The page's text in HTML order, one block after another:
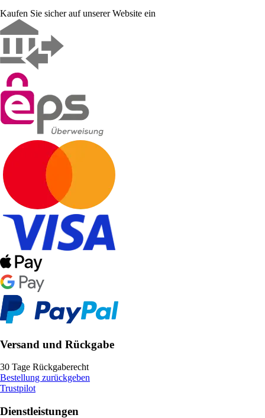
Kaufen Sie sicher auf unserer Website ein
Versand und Rückgabe
30 Tage Rückgaberecht
Bestellung zurückgeben
Trustpilot
Dienstleistungen